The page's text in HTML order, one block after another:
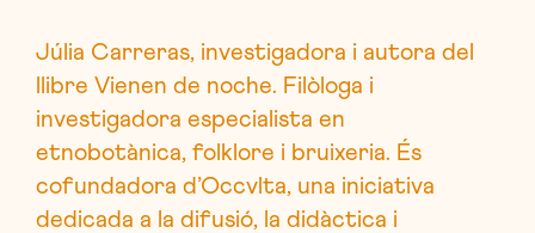
Júlia Carreras, investigadora i autora del
llibre Vienen de noche. Filòloga i
investigadora especialista en
etnobotànica, folklore i bruixeria. És
cofundadora d’Occvlta, una iniciativa
dedicada a la difusió, la didàctica i